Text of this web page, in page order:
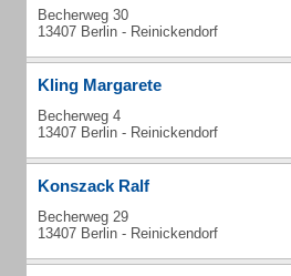
Becherweg 30
13407 Berlin - Reinickendorf
Kling Margarete
Becherweg 4
13407 Berlin - Reinickendorf
Konszack Ralf
Becherweg 29
13407 Berlin - Reinickendorf